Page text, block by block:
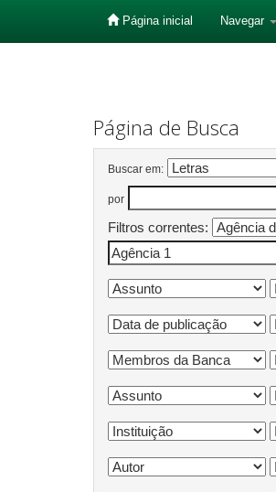
Página inicial Navegar
Página de Busca
Buscar em:
por
Filtros correntes: